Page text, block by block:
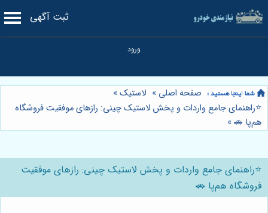
ثبت آگهی
صفحه اصلی » لاستیک»
⭐️راهنمای جامع واردات و پخش لاستیک چینی: رازهای موفقیت فروشگاه
هم‌پا 🚗»
⭐️راهنمای جامع واردات و پخش لاستیک چینی: رازهای موفقیت
فروشگاه هم‌پا 🚗